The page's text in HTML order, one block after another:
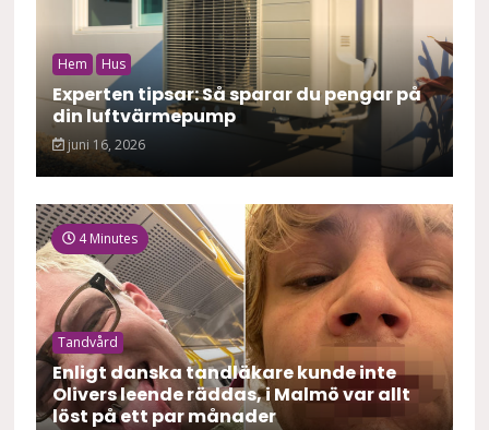
Hem Hus
Experten tipsar: Så sparar du pengar på
din luftvärmepump
juni 16, 2026
4 Minutes
Tandvård
Enligt danska tandläkare kunde inte
Olivers leende räddas, i Malmö var allt
löst på ett par månader